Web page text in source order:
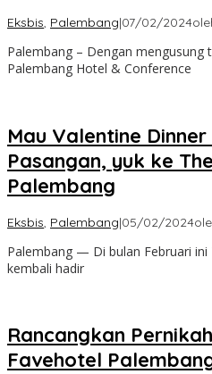
Eksbis, Palembang|07/02/2024
Palembang – Dengan mengusung
Palembang Hotel & Conference
Mau Valentine
Pasangan, yuk ke
Palembang
Eksbis, Palembang|05/02/2024
Palembang — Di bulan Februari
kembali hadir
Rancangkan
Favehotel